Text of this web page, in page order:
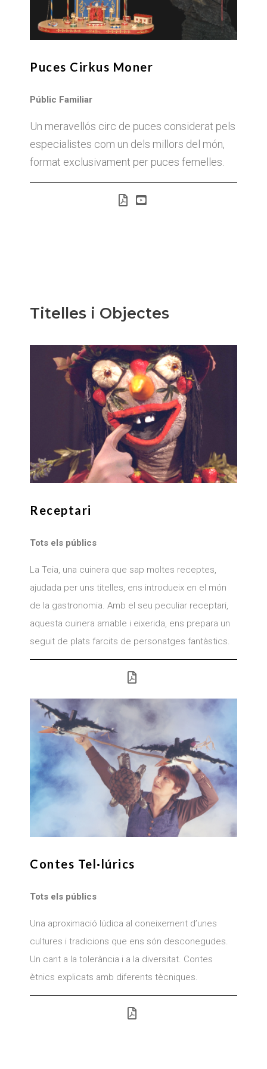
Puces Cirkus Moner
Públic Familiar
Un meravellós circ de puces considerat pels
especialistes com un dels millors del món,
format exclusivament per puces femelles.
Titelles i Objectes
Receptari
Tots els públics
La Teia, una cuinera que sap moltes receptes,
ajudada per uns titelles, ens introdueix en el món
de la gastronomia. Amb el seu peculiar receptari,
aquesta cuinera amable i eixerida, ens prepara un
seguit de plats farcits de personatges fantàstics.
Contes Tel·lúrics
Tots els públics
Una aproximació lúdica al coneixement d’unes
cultures i tradicions que ens són desconegudes.
Un cant a la tolerància i a la diversitat. Contes
ètnics explicats amb diferents tècniques.